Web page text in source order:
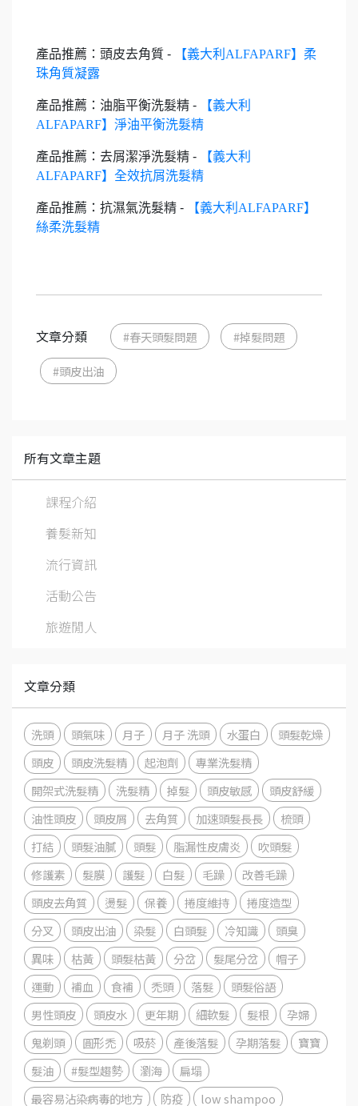
產品推薦：頭皮去角質 -
【義大利ALFAPARF】柔
珠角質凝露
產品推薦：油脂平衡洗髮精 -
【義大利
ALFAPARF】淨油平衡洗髮精
產品推薦：去屑潔淨洗髮精 -
【義大利
ALFAPARF】全效抗屑洗髮精
產品推薦：抗濕氣洗髮精 -
【義大利ALFAPARF】
絲柔洗髮精
文章分類 #春天頭髮問題 #掉髮問題
#頭皮出油
所有文章主題
課程介紹
養髮新知
流行資訊
活動公告
旅遊閒人
文章分類
洗頭 頭氣味 月子 月子 洗頭 水蛋白
頭髮乾燥
頭皮
頭皮洗髮精 起泡劑
專業洗髮精
開架式洗髮精
洗髮精 掉髮 頭皮敏感
頭皮舒緩
油性頭皮
頭皮屑 去角質 加速頭髮長長
梳頭
打結
頭髮油膩 頭髮 脂漏性皮膚炎
吹頭髮
修護素
髮膜 護髮 白髮 毛躁
改善毛躁
頭皮去角質
燙髮 保養 捲度維持
捲度造型
分叉
頭皮出油 染髮 白頭髮 冷知識
頭臭
異味
枯黃 頭髮枯黃 分岔 髮尾分岔
帽子
運動
補血 食補 禿頭 落髮
頭髮俗語
男性頭皮
頭皮水 更年期 細軟髮 髮根
孕婦
鬼剃頭
圓形禿 吸菸 產後落髮 孕期落髮
寶寶
髮油
#髮型趨勢 瀏海
扁塌
最容易沾染病毒的地方
防疫 low shampoo